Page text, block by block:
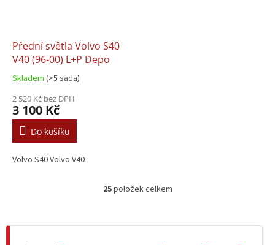
Přední světla Volvo S40
V40 (96-00) L+P Depo
Skladem (>5 sada)
2 520 Kč bez DPH
3 100 Kč
Do košíku
Volvo S40 Volvo V40
O
á
25položek celkem